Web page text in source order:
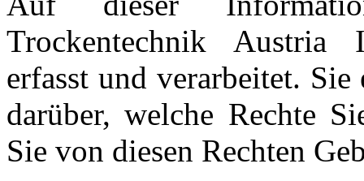
Trockentechnik Austria
erfasst und verarbeitet.
darüber, welche Rechte
Sie von diesen Rechten